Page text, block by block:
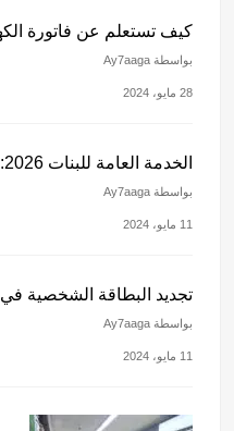
كيف تستعلم عن فاتورة
بواسطة Ay7aaga
28 مايو، 2024
الخدمة العامة للبنات 2026: كل ما تريدين معرفته
بواسطة Ay7aaga
11 مايو، 2024
تجديد البطاقة الشخصية في
بواسطة Ay7aaga
11 مايو، 2024